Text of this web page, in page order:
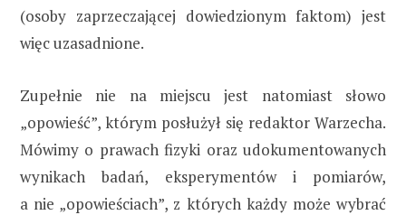
(osoby zaprzeczającej dowiedzionym faktom) jest
więc uzasadnione.
Zupełnie nie na miejscu jest natomiast słowo
„opowieść”, którym posłużył się redaktor Warzecha.
Mówimy o prawach fizyki oraz udokumentowanych
wynikach badań, eksperymentów i pomiarów,
a nie „opowieściach”, z których każdy może wybrać